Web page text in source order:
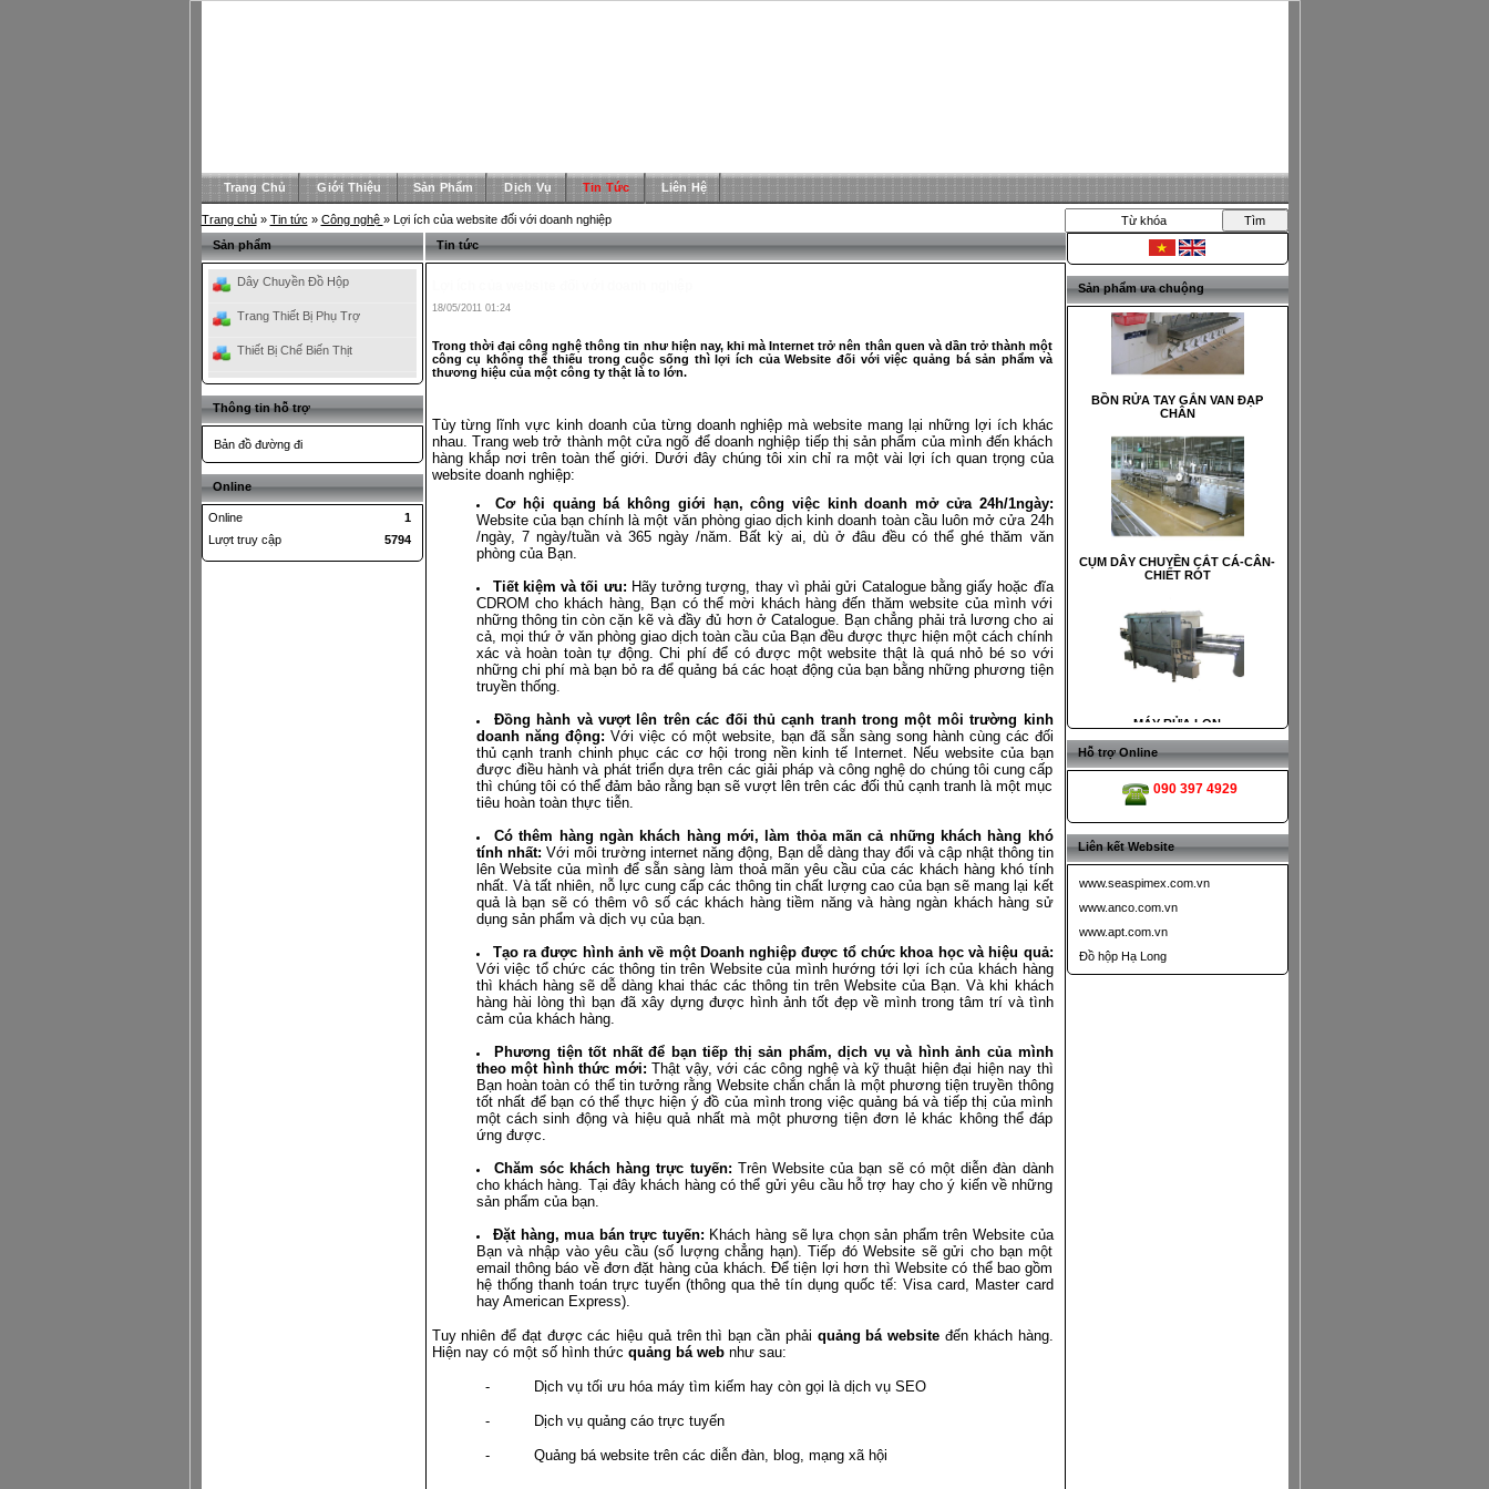
Trang Chủ Giới Thiệu Sản Phẩm Dịch Vụ Tin Tức Liên Hệ
Trang chủ» Tin tức » Công nghệ » Lợi ích của website đối với doanh nghiệp
Tin tức
18/05/2011 01:24
Trong thời đại công nghệ thông tin như hiện nay, khi mà Internet trở nên thân quen và dần trở thành một
công cụ không thể thiếu trong cuộc sống thì lợi ích của Website đối với việc quảng bá sản phẩm và
thương hiệu của một công ty thật là to lớn.
Tùy từng lĩnh vực kinh doanh của từng doanh nghiệp mà website mang lại những lợi ích khác
nhau. Trang web trở thành một cửa ngõ để doanh nghiệp tiếp thị sản phẩm của mình đến khách
hàng khắp nơi trên toàn thế giới. Dưới đây chúng tôi xin chỉ ra một vài lợi ích quan trọng của
website doanh nghiệp:
Cơ hội quảng bá không giới hạn, công việc kinh doanh mở cửa 24h/1ngày:
Website của bạn chính là một văn phòng giao dịch kinh doanh toàn cầu luôn mở cửa 24h
/ngày, 7 ngày/tuần và 365 ngày /năm. Bất kỳ ai, dù ở đâu đều có thể ghé thăm văn
phòng của Bạn.
Tiết kiệm và tối ưu: Hãy tưởng tượng, thay vì phải gửi Catalogue bằng giấy hoặc đĩa
CDROM cho khách hàng, Bạn có thể mời khách hàng đến thăm website của mình với
những thông tin còn cặn kẽ và đầy đủ hơn ở Catalogue. Bạn chẳng phải trả lương cho ai
cả, mọi thứ ở văn phòng giao dịch toàn cầu của Bạn đều được thực hiện một cách chính
xác và hoàn toàn tự động. Chi phí để có được một website thật là quá nhỏ bé so với
những chi phí mà bạn bỏ ra để quảng bá các hoạt động của bạn bằng những phương tiện
truyền thống.
Đồng hành và vượt lên trên các đối thủ cạnh tranh trong một môi trường kinh
doanh năng động: Với việc có một website, bạn đã sẵn sàng song hành cùng các đối
thủ cạnh tranh chinh phục các cơ hội trong nền kinh tế Internet. Nếu website của bạn
được điều hành và phát triển dựa trên các giải pháp và công nghệ do chúng tôi cung cấp
thì chúng tôi có thể đảm bảo rằng bạn sẽ vượt lên trên các đối thủ cạnh tranh là một mục
tiêu hoàn toàn thực tiễn.
Có thêm hàng ngàn khách hàng mới, làm thỏa mãn cả những khách hàng khó
tính nhất: Với môi trường internet năng động, Bạn dễ dàng thay đổi và cập nhật thông tin
lên Website của mình để sẵn sàng làm thoả mãn yêu cầu của các khách hàng khó tính
nhất. Và tất nhiên, nỗ lực cung cấp các thông tin chất lượng cao của bạn sẽ mang lại kết
quả là bạn sẽ có thêm vô số các khách hàng tiềm năng và hàng ngàn khách hàng sử
dụng sản phẩm và dịch vụ của bạn.
Tạo ra được hình ảnh về một Doanh nghiệp được tổ chức khoa học và hiệu quả:
Với việc tổ chức các thông tin trên Website của mình hướng tới lợi ích của khách hàng
thì khách hàng sẽ dễ dàng khai thác các thông tin trên Website của Bạn. Và khi khách
hàng hài lòng thì bạn đã xây dựng được hình ảnh tốt đẹp về mình trong tâm trí và tình
cảm của khách hàng.
Phương tiện tốt nhất để bạn tiếp thị sản phẩm, dịch vụ và hình ảnh của mình
theo một hình thức mới: Thật vậy, với các công nghệ và kỹ thuật hiện đại hiện nay thì
Bạn hoàn toàn có thể tin tưởng rằng Website chắn chắn là một phương tiện truyền thông
tốt nhất để bạn có thể thực hiện ý đồ của mình trong việc quảng bá và tiếp thị của mình
một cách sinh động và hiệu quả nhất mà một phương tiện đơn lẻ khác không thể đáp
ứng được.
Chăm sóc khách hàng trực tuyến: Trên Website của bạn sẽ có một diễn đàn dành
cho khách hàng. Tại đây khách hàng có thể gửi yêu cầu hỗ trợ hay cho ý kiến về những
sản phẩm của bạn.
Đặt hàng, mua bán trực tuyến: Khách hàng sẽ lựa chọn sản phẩm trên Website của
Bạn và nhập vào yêu cầu (số lượng chẳng hạn). Tiếp đó Website sẽ gửi cho bạn một
email thông báo về đơn đặt hàng của khách. Để tiện lợi hơn thì Website có thể bao gồm
hệ thống thanh toán trực tuyến (thông qua thẻ tín dụng quốc tế: Visa card, Master card
hay American Express).
Tuy nhiên để đạt được các hiệu quả trên thì bạn cần phải quảng bá website đến khách hàng.
Hiện nay có một số hình thức quảng bá webnhư sau:
- Dịch vụ tối ưu hóa máy tìm kiếm hay còn gọi là dịch vụ SEO
- Dịch vụ quảng cáo trực tuyến
- Quảng bá website trên các diễn đàn, blog, mạng xã hội
Sản phẩm
Dây Chuyền Đồ Hộp
Trang Thiết Bị Phụ Trợ
Thiết Bị Chế Biến Thịt
Thông tin hỗ trợ
Bản đồ đường đi
Online
Online
1
Lượt truy cập
5794
Sản phẩm ưa chuộng
BỒN RỬA TAY GẮN VAN ĐẠP
CHÂN
CỤM DÂY CHUYỀN CẮT CÁ-CÂN-
CHIẾT RÓT
MÁY RỬA LON
BĂNG TẢI HẤP BÀI KHÍ
MÁY CẮT CÁ
Hỗ trợ Online
090 397 4929
Liên kết Website
www.seaspimex.com.vn
www.anco.com.vn
www.apt.com.vn
Đồ hộp Hạ Long